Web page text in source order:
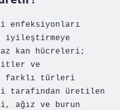
enfeksiyonları
iyileştirmeye
kan hücreleri;
ve
farklı türleri
tarafından üretilen
ağız ve burun